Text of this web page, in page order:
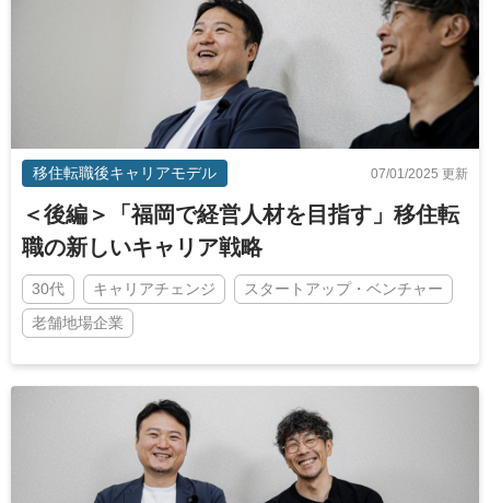
移住転職後キャリアモデル 07/01/2025 更新
＜後編＞「福岡で経営人材を目指す」移住転
職の新しいキャリア戦略
30代 キャリアチェンジ
スタートアップ・ベンチャー
老舗地場企業